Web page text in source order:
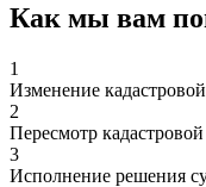
Как мы вам
1
Изменение
2
Пересмотр
3
Исполнение решения